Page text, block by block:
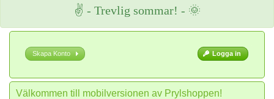
✌ - Trevlig sommar! - 🌞
Skapa Konto Logga in
Välkommen till mobilversionen av Prylshoppen!